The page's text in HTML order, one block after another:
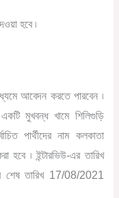
হবে ৷
আবেদন করতে পারবেন ৷
মুখবন্ধ খামে শিলিগুড়ি
পার্থীদের নাম কলকাতা
হবে ৷ ইন্টারভিউ-এর তারিখ
শেষ তারিখ 17/08/2021